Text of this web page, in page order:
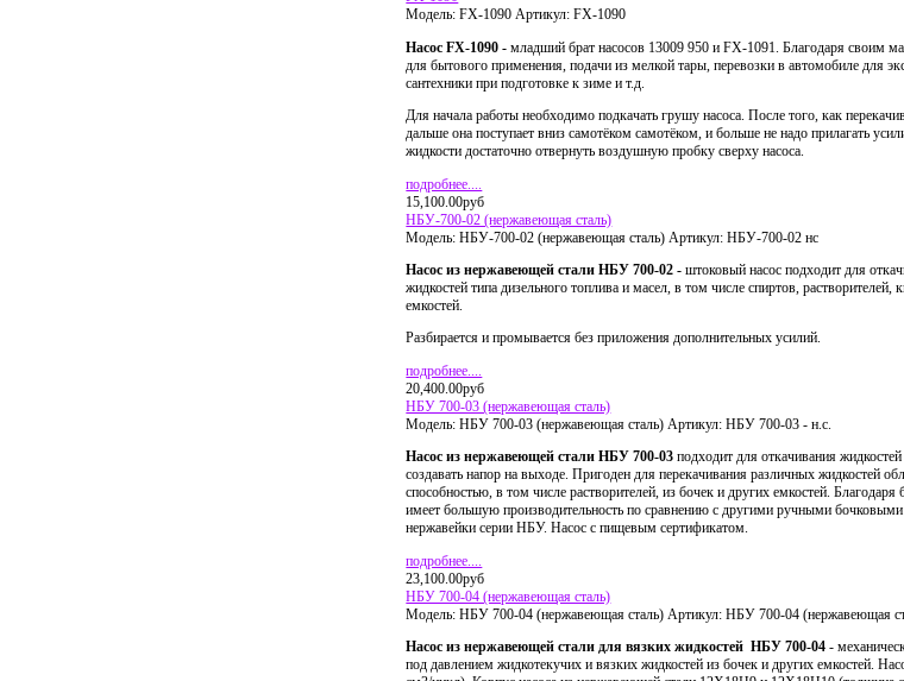
Модель: FX-1090Артикул: FX-1090
НасосFX-1090 -младший брат насосов 13009 950 и FX-1091. Благодаря своим
для бытового применения, подачи из мелкой тары, перевозки в автомобиле для
сантехники при подготовке к зиме и т.д.
Для начала работы необходимо подкачать грушу насоса. После того, как
дальше она поступает вниз самотёком самотёком, и больше не надо прилагать
жидкости достаточно отвернуть воздушную пробку сверху насоса.
подробнее....
15,100.00руб
НБУ-700-02 (нержавеющая сталь)
Модель: НБУ-700-02 (нержавеющая сталь) Артикул: НБУ-700-02 нс
Насос из нержавеющей стали НБУ 700-02 -штоковый насос подходит для
жидкостей типа дизельного топлива и масел, в том числе спиртов, растворителей,
емкостей.
Разбирается и промывается без приложения дополнительных усилий.
подробнее....
20,400.00руб
НБУ 700-03 (нержавеющая сталь)
Модель: НБУ 700-03 (нержавеющая сталь)Артикул: НБУ 700-03 - н.с.
Насос из нержавеющей стали НБУ 700-03подходит для откачивания
создавать напор на выходе. Пригоден для перекачивания различных жидкостей
способностью, в том числе растворителей, из бочек и других емкостей.
имеет большую производительность по сравнению с другими ручными
нержавейки серии НБУ. Насос с пищевым сертификатом.
подробнее....
23,100.00руб
НБУ 700-04 (нержавеющая сталь)
Модель: НБУ 700-04 (нержавеющая сталь)Артикул: НБУ 700-04 (нержавеющая
Насос из нержавеющей стали для вязких жидкостей НБУ 700-04 -
под давлением жидкотекучих и вязких жидкостей из бочек и других емкостей.